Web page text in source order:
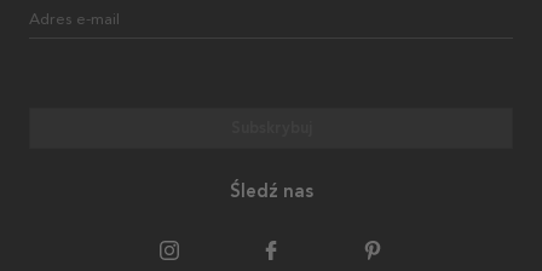
Adres e-mail
Śledź nas